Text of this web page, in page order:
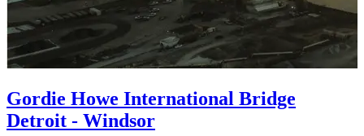
Gordie Howe International Bridge
Detroit - Windsor